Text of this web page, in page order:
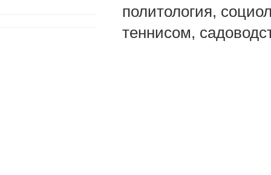
политология,
теннисом,